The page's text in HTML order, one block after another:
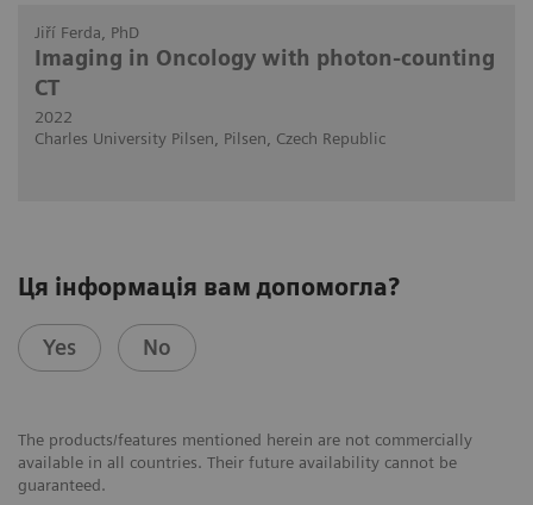
Jiří Ferda, PhD
Imaging in Oncology with photon-counting
CT
2022
Charles University Pilsen, Pilsen, Czech Republic
Ця інформація вам допомогла?
Yes No
The products/features mentioned herein are not commercially
available in all countries. Their future availability cannot be
guaranteed.